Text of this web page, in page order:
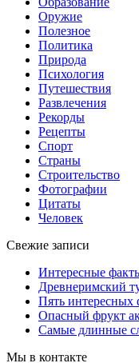
Оружие
Полезное
Политика
Природа
Психология
Путешествия
Развлечения
Рекорды
Рецепты
Спорт
Страны
Строительство
Фотографии
Цитаты
Человек
Свежие записи
Интересные
Древнеримский
Пять интересных
Опасный фрукт
Самые длинные
Мы в контакте